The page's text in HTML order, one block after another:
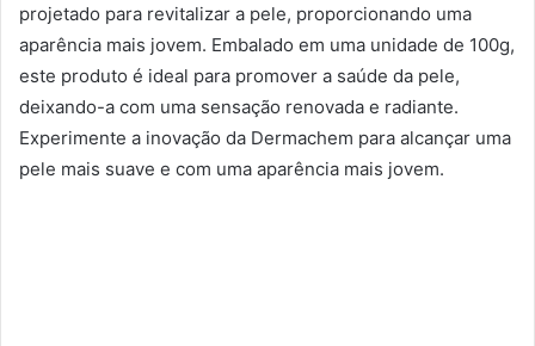
projetado para revitalizar a pele, proporcionando uma
aparência mais jovem. Embalado em uma unidade de 100g,
este produto é ideal para promover a saúde da pele,
deixando-a com uma sensação renovada e radiante.
Experimente a inovação da Dermachem para alcançar uma
pele mais suave e com uma aparência mais jovem.